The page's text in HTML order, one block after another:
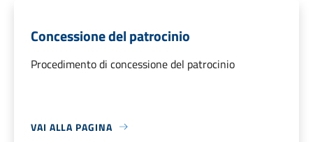
Concessione del patrocinio
Procedimento di concessione del patrocinio
VAI ALLA PAGINA